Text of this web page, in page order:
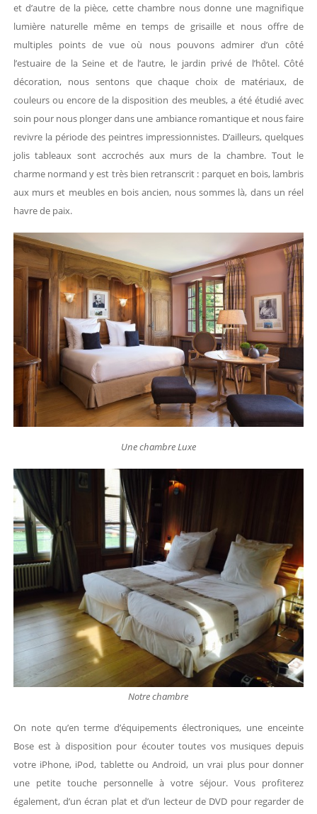
et d’autre de la pièce, cette chambre nous donne une magnifique
lumière naturelle même en temps de grisaille et nous offre de
multiples points de vue où nous pouvons admirer d’un côté
l’estuaire de la Seine et de l’autre, le jardin privé de l’hôtel. Côté
décoration, nous sentons que chaque choix de matériaux, de
couleurs ou encore de la disposition des meubles, a été étudié avec
soin pour nous plonger dans une ambiance romantique et nous faire
revivre la période des peintres impressionnistes. D’ailleurs, quelques
jolis tableaux sont accrochés aux murs de la chambre. Tout le
charme normand y est très bien retranscrit : parquet en bois, lambris
aux murs et meubles en bois ancien, nous sommes là, dans un réel
havre de paix.
Une chambre Luxe
Notre chambre
On note qu’en terme d’équipements électroniques, une enceinte
Bose est à disposition pour écouter toutes vos musiques depuis
votre iPhone, iPod, tablette ou Android, un vrai plus pour donner
une petite touche personnelle à votre séjour. Vous profiterez
également, d’un écran plat et d’un lecteur de DVD pour regarder de